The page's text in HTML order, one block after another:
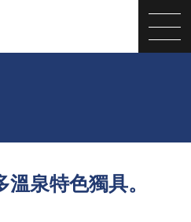
泉特色獨具。